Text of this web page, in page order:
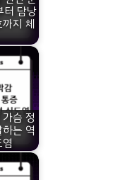
터 담낭
지 체
슴 정
는 역
염